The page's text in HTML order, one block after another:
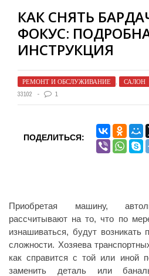
КАК СНЯТЬ
ФОКУС:
ИНСТРУКЦИЯ
РЕМОНТ И ОБСЛУЖИВАНИЕ , САЛОН
33102
1
ПОДЕЛИТЬСЯ:
Приобретая машину,
рассчитывают на то, что по
изнашиваться, будут возникать
сложности. Хозяева
как справится с той или иной
заменить деталь или